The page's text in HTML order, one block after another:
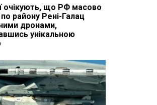
очікують, що РФ масово
району Рені-Галац
дронами,
унікальною